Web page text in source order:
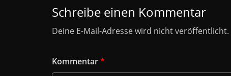
Schreibe einen Kommentar
Deine E-Mail-Adresse wird nicht veröffentlicht.
Kommentar*